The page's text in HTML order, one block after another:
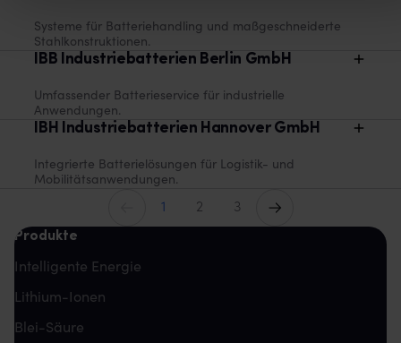
Systeme für Batteriehandling und maßgeschneiderte
Stahlkonstruktionen.
IBB Industriebatterien Berlin GmbH
Umfassender Batterieservice für industrielle
Anwendungen.
IBH Industriebatterien Hannover GmbH
Integrierte Batterielösungen für Logistik- und
Mobilitätsanwendungen.
Vorherige
1 2 3 Weiter
Produkte
Intelligente Energie
Lithium-Ionen
Blei-Säure